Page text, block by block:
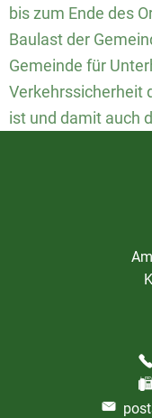
bis zum Ende des
Baulast der
Gemeinde für
Verkehrssicherheit
ist und damit auch